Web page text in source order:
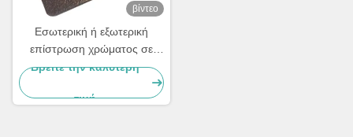
βίντεο
Εσωτερική ή εξωτερική
επίστρωση χρώματος σε
σκόνη Επαγγελματίας
Βρείτε την καλύτερη
τιμή